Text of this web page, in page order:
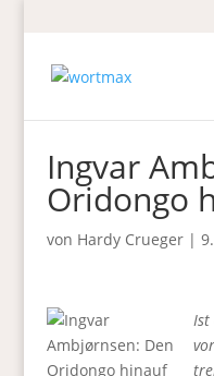
Ingvar
Oridongo
von Hardy Crueger|
Ist